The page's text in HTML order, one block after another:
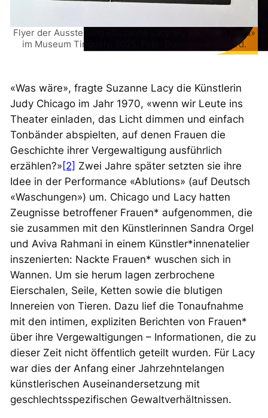
Flyer der Ausstellung «Suzanne Lacy: By your own hand»
im Museum Tinguely, 2025. Foto: Dominique Grisard.
«Was wäre», fragte Suzanne Lacy die Künstlerin
Judy Chicago im Jahr 1970, «wenn wir Leute ins
Theater einladen, das Licht dimmen und einfach
Tonbänder abspielten, auf denen Frauen die
Geschichte ihrer Vergewaltigung ausführlich
erzählen?» [2] Zwei Jahre später setzten sie ihre
Idee in der Performance «Ablutions» (auf Deutsch
«Waschungen») um. Chicago und Lacy hatten
Zeugnisse betroffener Frauen* aufgenommen, die
sie zusammen mit den Künstlerinnen Sandra Orgel
und Aviva Rahmani in einem Künstler*innenatelier
inszenierten: Nackte Frauen* wuschen sich in
Wannen. Um sie herum lagen zerbrochene
Eierschalen, Seile, Ketten sowie die blutigen
Innereien von Tieren. Dazu lief die Tonaufnahme
mit den intimen, expliziten Berichten von Frauen*
über ihre Vergewaltigungen – Informationen, die zu
dieser Zeit nicht öffentlich geteilt wurden. Für Lacy
war dies der Anfang einer Jahrzehntelangen
künstlerischen Auseinandersetzung mit
geschlechtsspezifischen Gewaltverhältnissen.